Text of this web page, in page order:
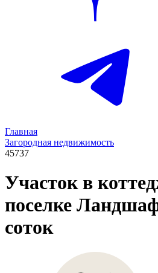
Главная
Загородная недвижимость
45737
Участок в
поселке
соток